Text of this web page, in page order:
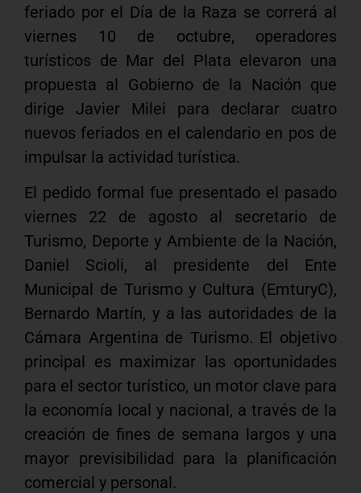
feriado por el Día de la Raza se correrá al
viernes 10 de octubre, operadores
turísticos de Mar del Plata elevaron una
propuesta al Gobierno de la Nación que
dirige Javier Milei para declarar cuatro
nuevos feriados en el calendario en pos de
impulsar la actividad turística.
El pedido formal fue presentado el pasado
viernes 22 de agosto al secretario de
Turismo, Deporte y Ambiente de la Nación,
Daniel Scioli, al presidente del Ente
Municipal de Turismo y Cultura (EmturyC),
Bernardo Martín, y a las autoridades de la
Cámara Argentina de Turismo. El objetivo
principal es maximizar las oportunidades
para el sector turístico, un motor clave para
la economía local y nacional, a través de la
creación de fines de semana largos y una
mayor previsibilidad para la planificación
comercial y personal.